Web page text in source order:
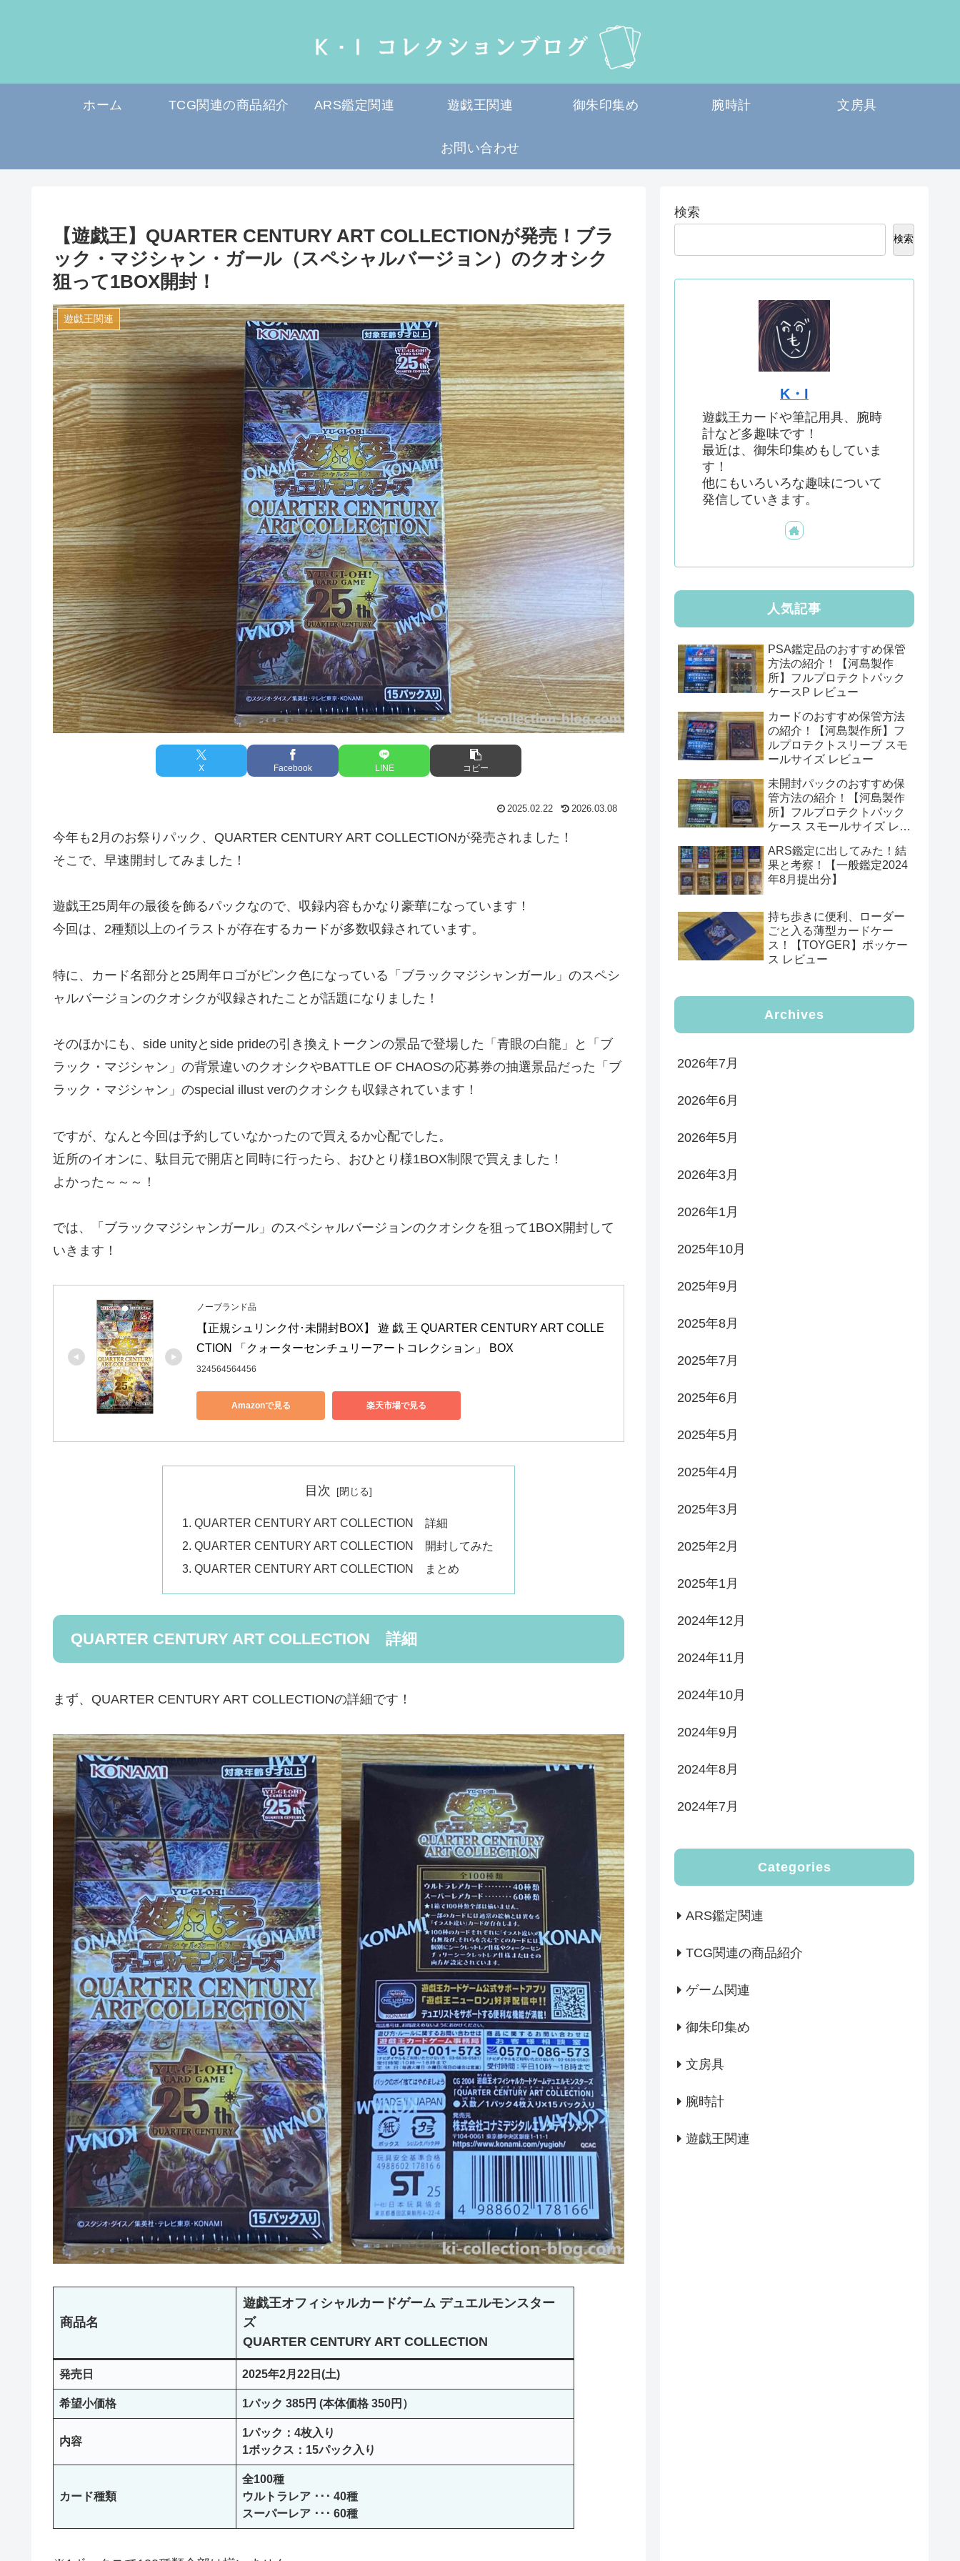
ホーム TCG関連の商品紹介 ARS鑑定関連 遊戯王関連 御朱印集め 腕時計 文房具
お問い合わせ
【遊戯王】QUARTER CENTURY ART COLLECTIONが発売！ブラ
ック・マジシャン・ガール（スペシャルバージョン）のクオシク
狙って1BOX開封！
遊戯王関連
X Facebook LINE コピー
2025.02.22 2026.03.08
今年も2月のお祭りパック、QUARTER CENTURY ART COLLECTIONが発売されました！
そこで、早速開封してみました！
遊戯王25周年の最後を飾るパックなので、収録内容もかなり豪華になっています！
今回は、2種類以上のイラストが存在するカードが多数収録されています。
特に、カード名部分と25周年ロゴがピンク色になっている「ブラックマジシャンガール」のスペシ
ャルバージョンのクオシクが収録されたことが話題になりました！
そのほかにも、side unityとside prideの引き換えトークンの景品で登場した「青眼の白龍」と「ブ
ラック・マジシャン」の背景違いのクオシクやBATTLE OF CHAOSの応募券の抽選景品だった「ブ
ラック・マジシャン」のspecial illust verのクオシクも収録されています！
ですが、なんと今回は予約していなかったので買えるか心配でした。
近所のイオンに、駄目元で開店と同時に行ったら、おひとり様1BOX制限で買えました！
よかった～～～！
では、「ブラックマジシャンガール」のスペシャルバージョンのクオシクを狙って1BOX開封して
いきます！
ノーブランド品
【正規シュリンク付･未開封BOX】 遊 戯 王 QUARTER CENTURY ART COLLE
CTION 「クォーターセンチュリーアートコレクション」 BOX
324564564456
Amazonで見る 楽天市場で見る
目次
QUARTER CENTURY ART COLLECTION 詳細
QUARTER CENTURY ART COLLECTION 開封してみた
QUARTER CENTURY ART COLLECTION まとめ
QUARTER CENTURY ART COLLECTION 詳細
まず、QUARTER CENTURY ART COLLECTIONの詳細です！
商品名
遊戯王オフィシャルカードゲーム デュエルモンスター
ズ
QUARTER CENTURY ART COLLECTION
発売日 2025年2月22日(土)
希望小価格 1パック 385円 (本体価格 350円）
内容
1パック：4枚入り
1ボックス：15パック入り
カード種類
全100種
ウルトラレア ･･･ 40種
スーパーレア ･･･ 60種
検索
検索
K・I
遊戯王カードや筆記用具、腕時
計など多趣味です！
最近は、御朱印集めもしていま
す！
他にもいろいろな趣味について
発信していきます。
人気記事
PSA鑑定品のおすすめ保管
方法の紹介！【河島製作
所】フルプロテクトパック
ケースP レビュー
カードのおすすめ保管方法
の紹介！【河島製作所】フ
ルプロテクトスリーブ スモ
ールサイズ レビュー
未開封パックのおすすめ保
管方法の紹介！【河島製作
所】フルプロテクトパック
ケース スモールサイズ レビ
ARS鑑定に出してみた！結
果と考察！【一般鑑定2024
年8月提出分】
持ち歩きに便利、ローダー
ごと入る薄型カードケー
ス！【TOYGER】ポッケー
ス レビュー
Archives
2026年7月
2026年6月
2026年5月
2026年3月
2026年1月
2025年10月
2025年9月
2025年8月
2025年7月
2025年6月
2025年5月
2025年4月
2025年3月
2025年2月
2025年1月
2024年12月
2024年11月
2024年10月
2024年9月
2024年8月
2024年7月
Categories
ARS鑑定関連
TCG関連の商品紹介
ゲーム関連
御朱印集め
文房具
腕時計
遊戯王関連